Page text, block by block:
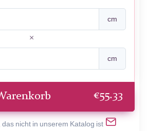
cm
cm
€55.33
nicht in unserem Katalog ist